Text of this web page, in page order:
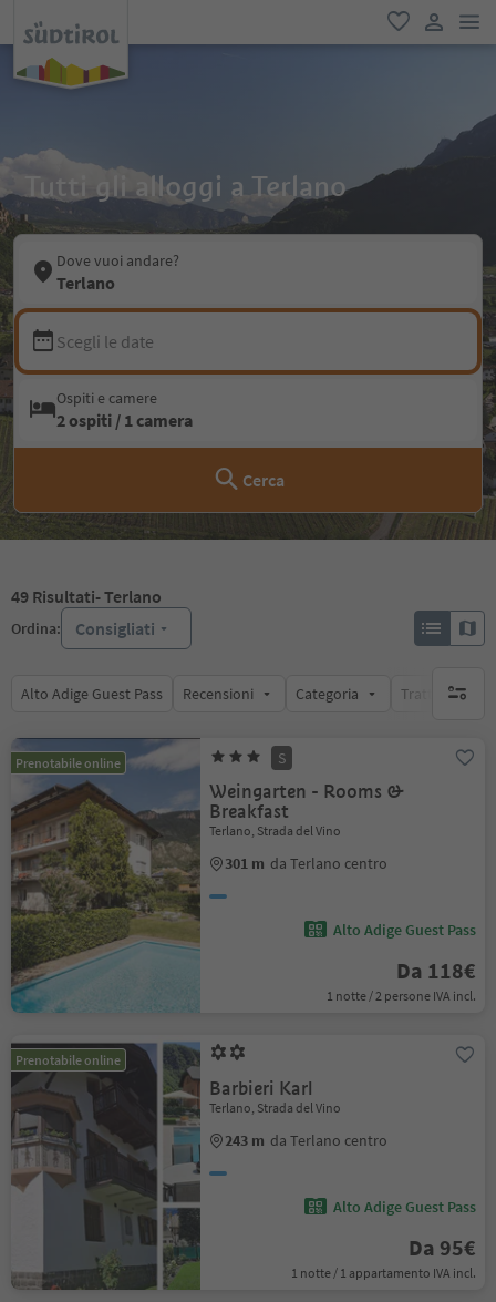
favoriti
user link
Tutti gli alloggi a Terlano
Dove vuoi andare?
Terlano
Scegli le date
Ospiti e camere
2 ospiti / 1 camera
Cerca
49 Risultati- Terlano
Ordina: Consigliati
Alto Adige Guest Pass Recensioni Categoria Trattamento
Prenotabile online S
Weingarten - Rooms &
Breakfast
Terlano, Strada del Vino
301 m da Terlano centro
Alto Adige Guest Pass
Da 118€
1 notte / 2 persone IVA incl.
Prenotabile online
Barbieri Karl
Terlano, Strada del Vino
243 m da Terlano centro
Alto Adige Guest Pass
Da 95€
1 notte / 1 appartamento IVA incl.